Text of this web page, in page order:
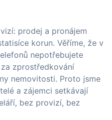
prodej a pronájem
korun. Věříme, že v
nepotřebujete
zprostředkování
nemovitosti. Proto jsme
a zájemci setkávají
bez provizí, bez